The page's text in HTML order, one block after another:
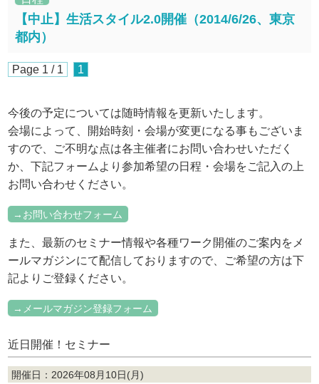
【中止】生活スタイル2.0開催（2014/6/26、東京
都内）
Page 1 / 1 1
今後の予定については随時情報を更新いたします。
会場によって、開始時刻・会場が変更になる事もございま
すので、ご不明な点は各主催者にお問い合わせいただく
か、下記フォームより参加希望の日程・会場をご記入の上
お問い合わせください。
→お問い合わせフォーム
また、最新のセミナー情報や各種ワーク開催のご案内をメ
ールマガジンにて配信しておりますので、ご希望の方は下
記よりご登録ください。
→メールマガジン登録フォーム
近日開催！セミナー
開催日：2026年08月10日(月)